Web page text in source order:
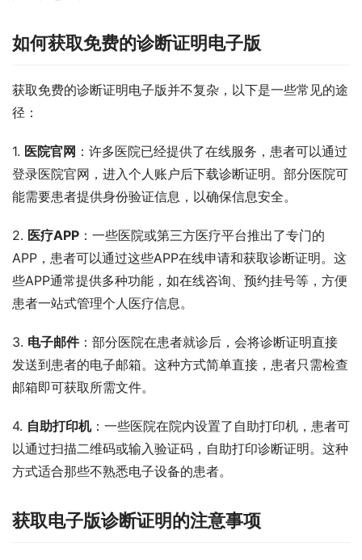
如何获取免费的诊断证明电子版
获取免费的诊断证明电子版并不复杂，以下是一些常见的途
径：
1. 医院官网 ：许多医院已经提供了在线服务，患者可以通过
登录医院官网，进入个人账户后下载诊断证明。部分医院可
能需要患者提供身份验证信息，以确保信息安全。
2. 医疗APP ：一些医院或第三方医疗平台推出了专门的
APP，患者可以通过这些APP在线申请和获取诊断证明。这
些APP通常提供多种功能，如在线咨询、预约挂号等，方便
患者一站式管理个人医疗信息。
3. 电子邮件：部分医院在患者就诊后，会将诊断证明直接
发送到患者的电子邮箱。这种方式简单直接，患者只需检查
邮箱即可获取所需文件。
4. 自助打印机：一些医院在院内设置了自助打印机，患者可
以通过扫描二维码或输入验证码，自助打印诊断证明。这种
方式适合那些不熟悉电子设备的患者。
获取电子版诊断证明的注意事项